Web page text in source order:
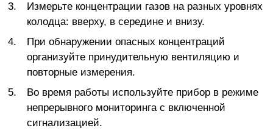
Измерьте концентрации газов на разных уровнях
колодца: вверху, в середине и внизу.
При обнаружении опасных концентраций
организуйте принудительную вентиляцию и
повторные измерения.
Во время работы используйте прибор в режиме
непрерывного мониторинга с включенной
сигнализацией.